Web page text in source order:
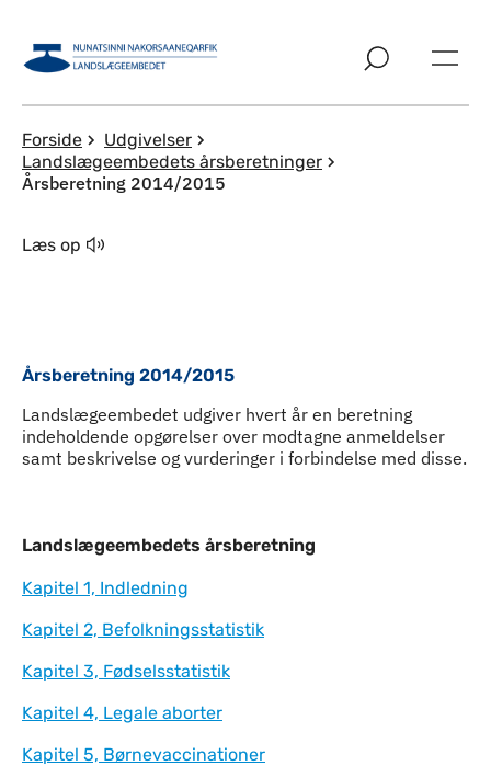
Forside
Udgivelser
Landslægeembedets årsberetninger
Årsberetning 2014/2015
Læs op
Årsberetning 2014/2015
Landslægeembedet udgiver hvert år en beretning
indeholdende opgørelser over modtagne anmeldelser
samt beskrivelse og vurderinger i forbindelse med disse.
Landslægeembedets årsberetning
Landslægeembedets årsberetning
Kapitel 1, Indledning
Kapitel 2, Befolkningsstatistik
Kapitel 3, Fødselsstatistik
Kapitel 4, Legale aborter
Kapitel 5, Børnevaccinationer